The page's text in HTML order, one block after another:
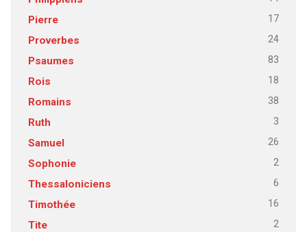
Pierre 17
Proverbes 24
Psaumes 83
Rois 18
Romains 38
Ruth 3
Samuel 26
Sophonie 2
Thessaloniciens 6
Timothée 16
Tite 2